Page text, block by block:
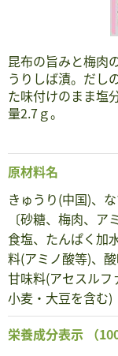
昆布の旨みと梅肉
うりしば漬。だし
た味付けのまま塩
量2.7ｇ。
原材料名
きゅうり(中国)、
〔砂糖、梅肉、ア
食塩、たんぱく加
料(アミノ酸等)、
甘味料(アセスルフ
小麦・大豆を含む)
栄養成分表示 （